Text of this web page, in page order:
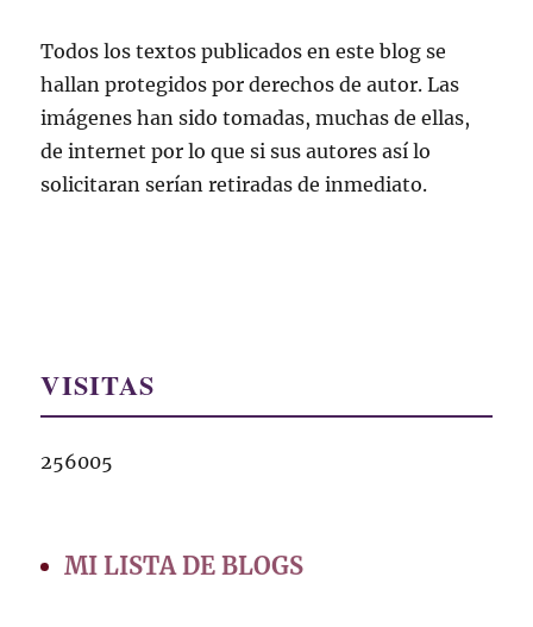
Todos los textos publicados en este blog se
hallan protegidos por derechos de autor. Las
imágenes han sido tomadas, muchas de ellas,
de internet por lo que si sus autores así lo
solicitaran serían retiradas de inmediato.
VISITAS
256005
MI LISTA DE BLOGS